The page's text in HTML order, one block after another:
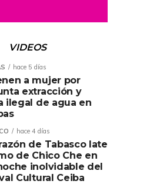
VIDEOS
hace 5 días
a mujer por
extracción y
ilegal de agua en
hace 4 días
de Tabasco late
de Chico Che en
inolvidable del
Cultural Ceiba